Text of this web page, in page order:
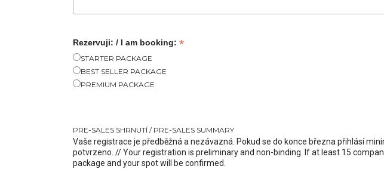
Rezervuji: / I am booking: *
STARTER PACKAGE
BEST SELLER PACKAGE
PREMIUM PACKAGE
PRE-SALES SHRNUTÍ / PRE-SALES SUMMARY
Vaše registrace je předběžná a nezávazná. Pokud se do konce března přihlásí
potvrzeno. // Your registration is preliminary and non-binding. If at least 15
package and your spot will be confirmed.